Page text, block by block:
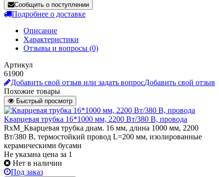
Сообщить о поступлении
Подробнее о доставке
Описание
Характеристики
Отзывы и вопросы (0)
Артикул
61900
Добавить свой отзыв или задать вопросДобавить свой отзыв
Похожие товары
Быстрый просмотр
Кварцевая трубка 16*1000 мм, 2200 Вт/380 В, провода
RxM_Кварцевая трубка диам. 16 мм, длина 1000 мм, 2200
Вт/380 В, термостойкий провод L=200 мм, изолированные
керамическими бусами
Не указана цена за 1
Нет в наличии
Под заказ